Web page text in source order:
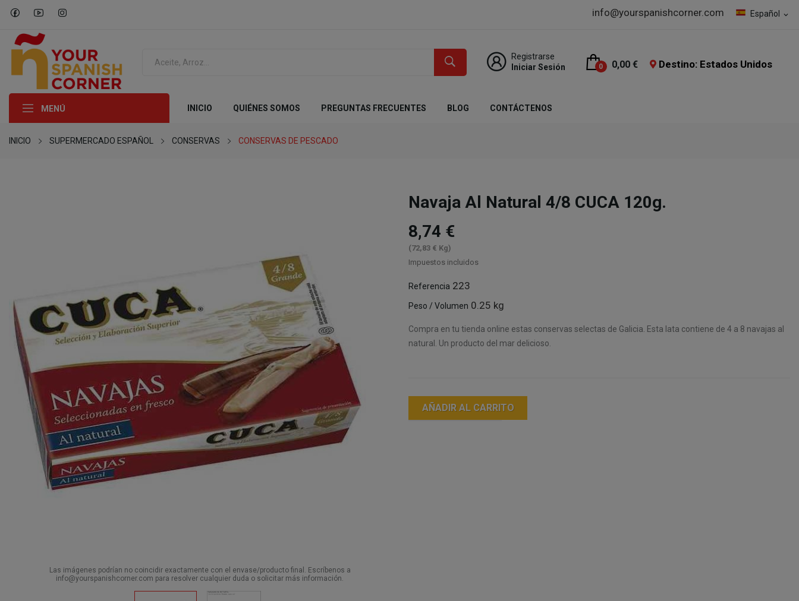
Español expand_more
info@yourspanishcorner.com
Registrarse
Iniciar Sesión
0 0,00 € Destino: Estados Unidos
MENÚ INICIO QUIÉNES SOMOS PREGUNTAS FRECUENTES BLOG CONTÁCTENOS
INICIO SUPERMERCADO ESPAÑOL CONSERVAS CONSERVAS DE PESCADO
Las imágenes podrían no coincidir exactamente con el envase/producto final. Escríbenos a
info@yourspanishcorner.com para resolver cualquier duda o solicitar más información.
Navaja Al Natural 4/8 CUCA 120g.
8,74 €
(72,83 € Kg)
Impuestos incluidos
Referencia 223
Peso / Volumen 0.25 kg
Compra en tu tienda online estas conservas selectas de Galicia. Esta lata contiene de 4 a 8 navajas al
natural. Un producto del mar delicioso.
AÑADIR AL CARRITO